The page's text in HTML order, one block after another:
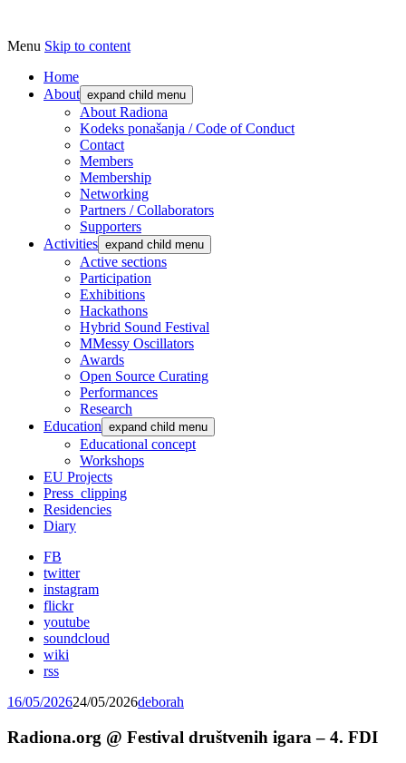
Radiona
Udruga za razvoj ‘uradi sam’ kulture //
Association for Development of 'do-it-
yourself' Culture – Makerspace
Menu Skip to content
Home
About expand child menu
About Radiona
Kodeks ponašanja / Code of Conduct
Contact
Members
Membership
Networking
Partners / Collaborators
Supporters
Activities expand child menu
Active sections
Participation
Exhibitions
Hackathons
Hybrid Sound Festival
MMessy Oscillators
Awards
Open Source Curating
Performances
Research
Education expand child menu
Educational concept
Workshops
EU Projects
Press_clipping
Residencies
Diary
FB
twitter
instagram
flickr
youtube
soundcloud
wiki
rss
16/05/202624/05/2026deborah
Radiona.org @ Festival društvenih igara – 4. FDI